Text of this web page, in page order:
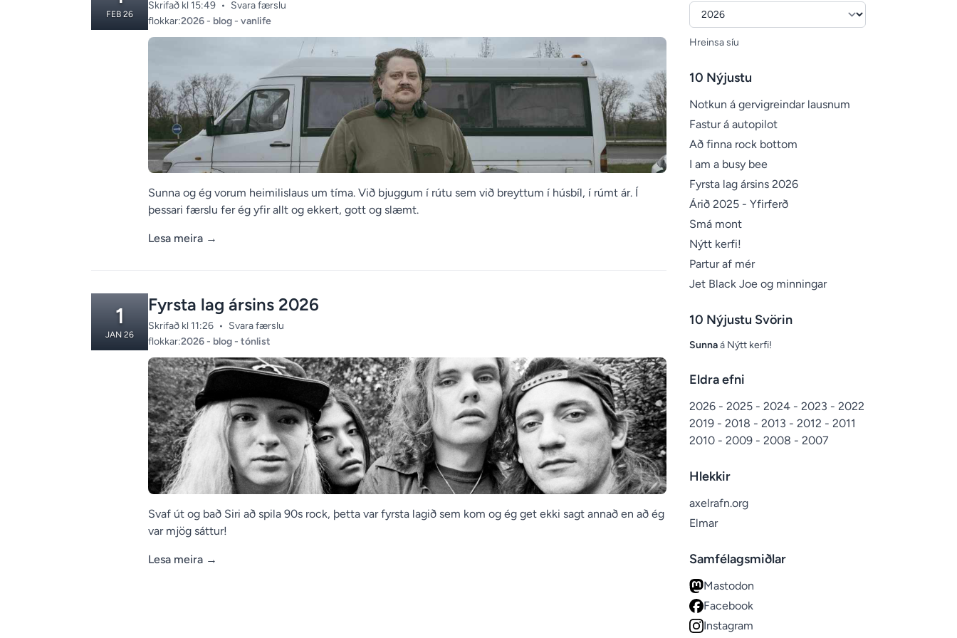
FEB 26
Skrifað kl 15:49 • Svara færslu
Categories:
flokkar:2026 - blog - vanlife
Sunna og ég vorum heimilislaus um tíma. Við bjuggum í rútu sem við breyttum í húsbíl, í rúmt ár. Í
þessari færslu fer ég yfir allt og ekkert, gott og slæmt.
Lesa meira →
1
JAN 26
Fyrsta lag ársins 2026
Skrifað kl 11:26 • Svara færslu
Categories:
flokkar:2026 - blog - tónlist
Svaf út og bað Siri að spila 90s rock, þetta var fyrsta lagið sem kom og ég get ekki sagt annað en að ég
var mjög sáttur!
Lesa meira →
Hreinsa síu
10 Nýjustu
Notkun á gervigreindar lausnum
Fastur á autopilot
Að finna rock bottom
I am a busy bee
Fyrsta lag ársins 2026
Árið 2025 - Yfirferð
Smá mont
Nýtt kerfi!
Partur af mér
Jet Black Joe og minningar
10 Nýjustu Svörin
Sunnaá Nýtt kerfi!
Eldra efni
2026 - 2025 - 2024 - 2023 - 2022
2019 - 2018 - 2013 - 2012 - 2011
2010 - 2009 - 2008 - 2007
Hlekkir
axelrafn.org
Elmar
Samfélagsmiðlar
Mastodon
Facebook
Instagram